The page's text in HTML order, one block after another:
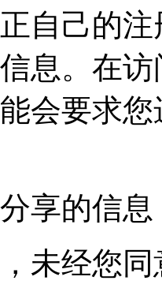
自己的
息。在
会要求
享的信息
未经您